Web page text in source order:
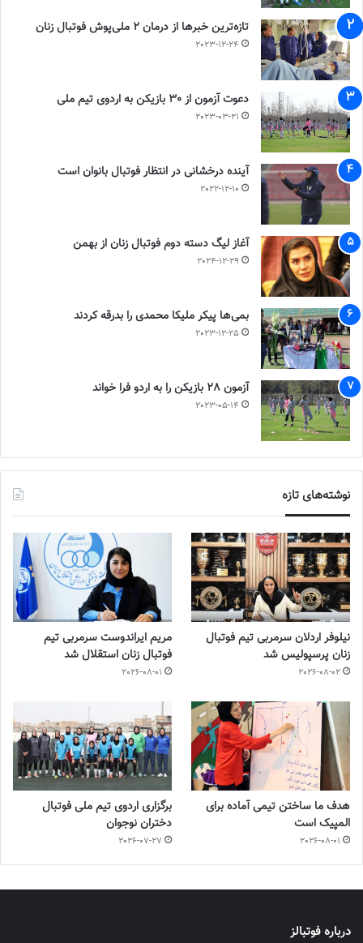
تازه‌ترین خبرها از درمان ۲ ملی‌پوش فوتبال زنان
2023-12-24
دعوت آزمون از 30 بازیکن به اردوی تیم ملی
2023-03-21
آینده درخشانی در انتظار فوتبال بانوان است
2022-12-10
آغاز لیگ دسته دوم فوتبال زنان از بهمن
2024-12-29
بمی‌ها پیکر ملیکا محمدی را بدرقه کردند
2023-12-25
آزمون 28 بازیکن را به اردو فرا خواند
2023-05-14
نوشته‌های تازه
نیلوفر اردلان سرمربی تیم فوتبال
زنان پرسپولیس شد
2026-08-02
مریم ایراندوست سرمربی تیم
فوتبال زنان استقلال شد
2026-08-01
هدف ما ساختن تیمی آماده برای
المپیک است
2026-08-01
برگزاری اردوی تیم ملی فوتبال
دختران نوجوان
2026-07-27
درباره فوتبالز